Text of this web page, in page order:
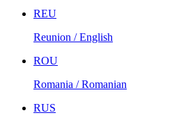
REU
Reunion / English
ROU
Romania / Romanian
RUS